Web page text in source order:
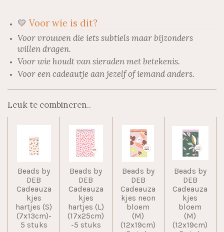
💛 Voor wie is dit?
Voor vrouwen die iets subtiels maar bijzonders
willen dragen.
Voor wie houdt van sieraden met betekenis.
Voor een cadeautje aan jezelf of iemand anders.
Leuk te combineren..
Beads by
DEB
Cadeauza
kjes
hartjes (S)
(7x13cm)-
5 stuks
Beads by
DEB
Cadeauza
kjes
hartjes (L)
(17x25cm)
-5 stuks
Beads by
DEB
Cadeauza
kjes neon
bloem
(M)
(12x19cm)
Beads by
DEB
Cadeauza
kjes
bloem
(M)
(12x19cm)